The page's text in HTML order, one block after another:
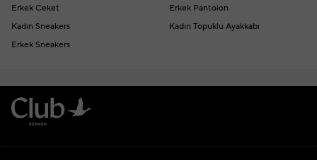
Erkek Ceket
Erkek Pantolon
Kadın Sneakers
Kadın Topuklu Ayakkabı
Erkek Sneakers